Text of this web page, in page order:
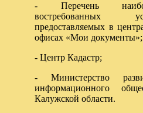
- Перечень
востребованных
предоставляемых в
офисах «Мои документы»;
- Центр Кадастр;
- Министерство
информационного
Калужской области.